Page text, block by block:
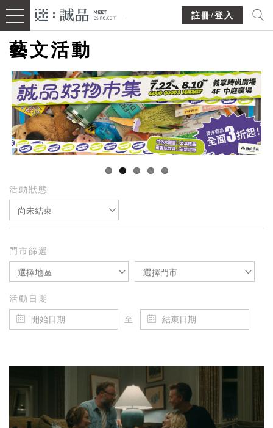
註冊/登入
藝文活動
活動狀態
尚未結束
門市篩選
選擇地區 選擇門市
活動日期
至